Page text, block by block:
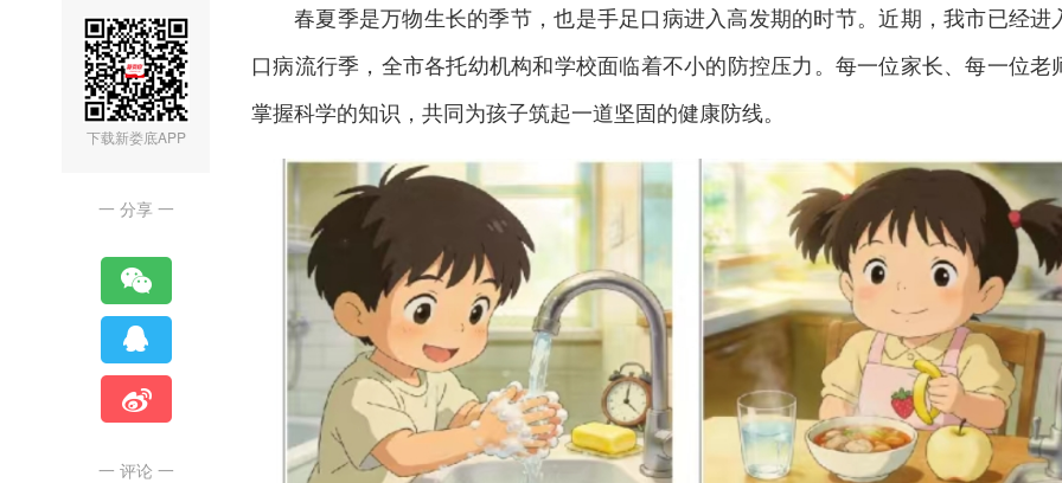
下载新娄底APP
一 分享 一
一 评论 一
春夏季是万物生长的季节，也是手足口病进入高发期的时节。近期，我市已经进
口病流行季，全市各托幼机构和学校面临着不小的防控压力。每一位家长、每一位老
掌握科学的知识，共同为孩子筑起一道坚固的健康防线。